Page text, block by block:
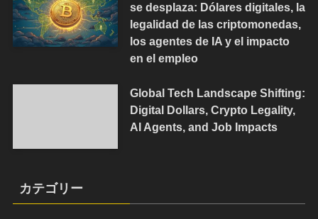
se desplaza: Dólares digitales, la
legalidad de las criptomonedas,
los agentes de IA y el impacto
en el empleo
Global Tech Landscape Shifting:
Digital Dollars, Crypto Legality,
AI Agents, and Job Impacts
カテゴリー